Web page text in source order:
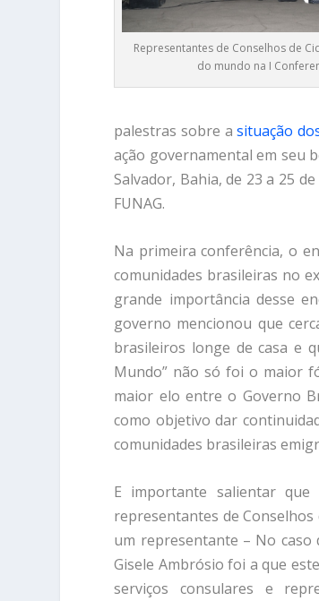
Representantes de Conselhos de
do mundo na I
palestras sobre asituação
ação governamental em seu
Salvador, Bahia, de 23 a 25
FUNAG.
Na primeira conferência, o
comunidades brasileiras no
grande importância desse
governo mencionou que
brasileiros longe de casa e
Mundo” não só foi o maior
maior elo entre o Governo
como objetivo dar
comunidades brasileiras
E importante salientar que
representantes de Conselhos
um representante – No caso
Gisele Ambrósio foi a que
serviços consulares e